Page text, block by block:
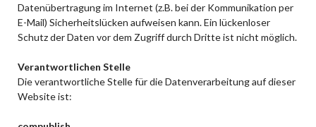
Datenübertragung im Internet (z.B. bei der Kommunikation per
E-Mail) Sicherheitslücken aufweisen kann. Ein lückenloser
Schutz der Daten vor dem Zugriff durch Dritte ist nicht möglich.
Verantwortlichen Stelle
Die verantwortliche Stelle für die Datenverarbeitung auf dieser
Website ist: